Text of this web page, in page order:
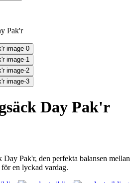
Pak'r
Day Pak'r
Day Pak'r, den perfekta balansen mellan
en lyckad vardag.